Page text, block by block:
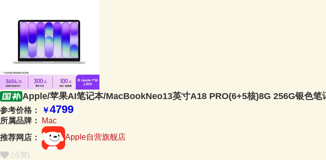
Apple/苹果AI笔记本/MacBookNeo13英寸A18 PRO(6+5核)8G 256G银色笔
参考价格： ￥4799
所属品牌：
Mac
推荐网店：
Apple自营旗舰店
(点赞)